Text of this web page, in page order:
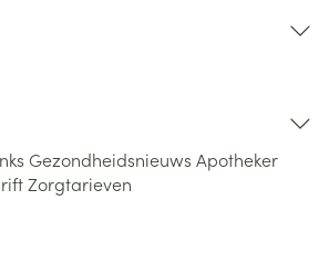
Gezondheidsnieuws Apotheker
Zorgtarieven